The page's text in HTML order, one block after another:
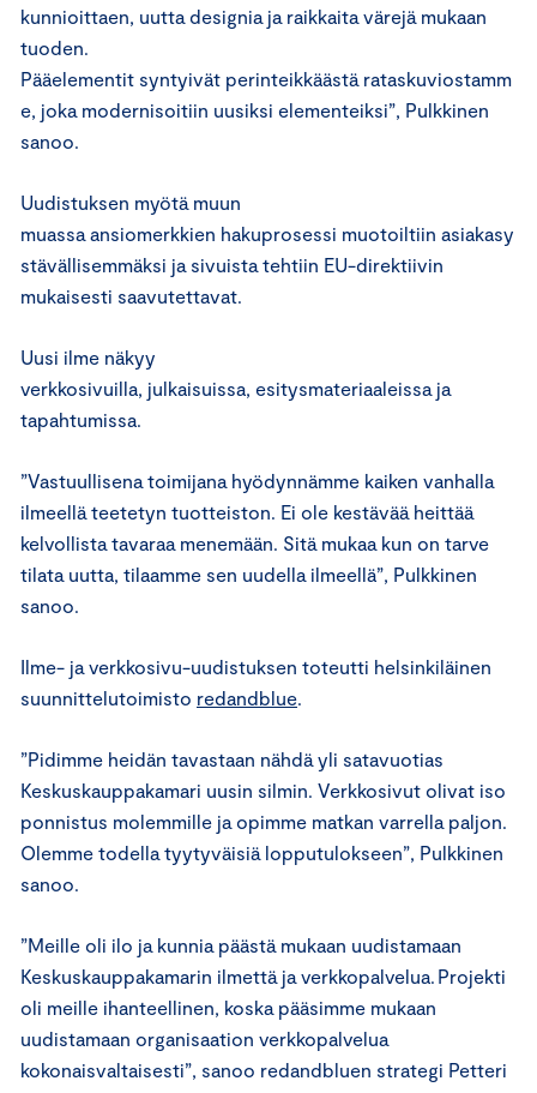
kunnioittaen, uutta designia ja raikkaita värejä mukaan
tuoden.
Pääelementit syntyivät perinteikkäästä rataskuviostamm
e, joka modernisoitiin uusiksi elementeiksi”, Pulkkinen
sanoo.
Uudistuksen myötä muun
muassa ansiomerkkien hakuprosessi muotoiltiin asiakasy
stävällisemmäksi ja sivuista tehtiin EU-direktiivin
mukaisesti saavutettavat.
Uusi ilme näkyy
verkkosivuilla, julkaisuissa, esitysmateriaaleissa ja
tapahtumissa.
”Vastuullisena toimijana hyödynnämme kaiken vanhalla
ilmeellä teetetyn tuotteiston. Ei ole kestävää heittää
kelvollista tavaraa menemään. Sitä mukaa kun on tarve
tilata uutta, tilaamme sen uudella ilmeellä”, Pulkkinen
sanoo.
Ilme- ja verkkosivu-uudistuksen toteutti helsinkiläinen
suunnittelutoimisto redandblue
”Pidimme heidän tavastaan nähdä yli satavuotias
Keskuskauppakamari uusin silmin. Verkkosivut olivat iso
ponnistus molemmille ja opimme matkan varrella paljon.
Olemme todella tyytyväisiä lopputulokseen”, Pulkkinen
sanoo.
”Meille oli ilo ja kunnia päästä mukaan uudistamaan
Keskuskauppakamarin ilmettä ja verkkopalvelua. Projekti
oli meille ihanteellinen, koska pääsimme mukaan
uudistamaan organisaation verkkopalvelua
kokonaisvaltaisesti”, sanoo redandbluen strategi Petteri